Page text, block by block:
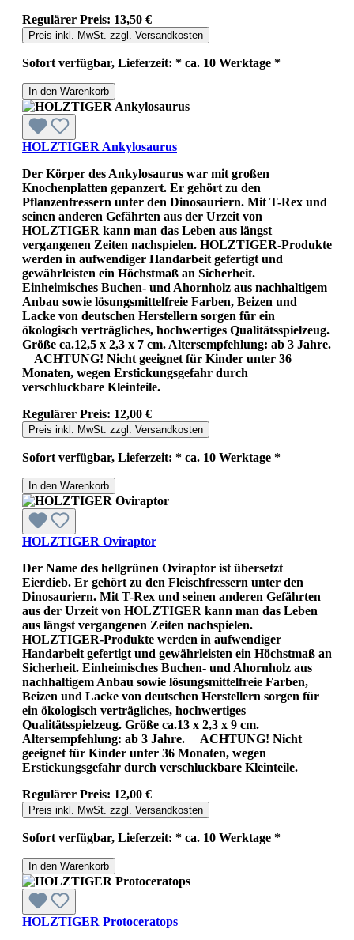
Regulärer Preis: 13,50 €
Preis inkl. MwSt. zzgl. Versandkosten
Sofort verfügbar, Lieferzeit: * ca. 10 Werktage *
In den Warenkorb
HOLZTIGER Ankylosaurus
Der Körper des Ankylosaurus war mit großen
Knochenplatten gepanzert. Er gehört zu den
Pflanzenfressern unter den Dinosauriern. Mit T-Rex und
seinen anderen Gefährten aus der Urzeit von
HOLZTIGER kann man das Leben aus längst
vergangenen Zeiten nachspielen. HOLZTIGER-Produkte
werden in aufwendiger Handarbeit gefertigt und
gewährleisten ein Höchstmaß an Sicherheit.
Einheimisches Buchen- und Ahornholz aus nachhaltigem
Anbau sowie lösungsmittelfreie Farben, Beizen und
Lacke von deutschen Herstellern sorgen für ein
ökologisch verträgliches, hochwertiges Qualitätsspielzeug.
Größe ca.12,5 x 2,3 x 7 cm. Altersempfehlung: ab 3 Jahre.
ACHTUNG! Nicht geeignet für Kinder unter 36
Monaten, wegen Erstickungsgefahr durch
verschluckbare Kleinteile.
Regulärer Preis: 12,00 €
Preis inkl. MwSt. zzgl. Versandkosten
Sofort verfügbar, Lieferzeit: * ca. 10 Werktage *
In den Warenkorb
HOLZTIGER Oviraptor
Der Name des hellgrünen Oviraptor ist übersetzt
Eierdieb. Er gehört zu den Fleischfressern unter den
Dinosauriern. Mit T-Rex und seinen anderen Gefährten
aus der Urzeit von HOLZTIGER kann man das Leben
aus längst vergangenen Zeiten nachspielen.
HOLZTIGER-Produkte werden in aufwendiger
Handarbeit gefertigt und gewährleisten ein Höchstmaß an
Sicherheit. Einheimisches Buchen- und Ahornholz aus
nachhaltigem Anbau sowie lösungsmittelfreie Farben,
Beizen und Lacke von deutschen Herstellern sorgen für
ein ökologisch verträgliches, hochwertiges
Qualitätsspielzeug. Größe ca.13 x 2,3 x 9 cm.
Altersempfehlung: ab 3 Jahre. ACHTUNG! Nicht
geeignet für Kinder unter 36 Monaten, wegen
Erstickungsgefahr durch verschluckbare Kleinteile.
Regulärer Preis: 12,00 €
Preis inkl. MwSt. zzgl. Versandkosten
Sofort verfügbar, Lieferzeit: * ca. 10 Werktage *
In den Warenkorb
HOLZTIGER Protoceratops